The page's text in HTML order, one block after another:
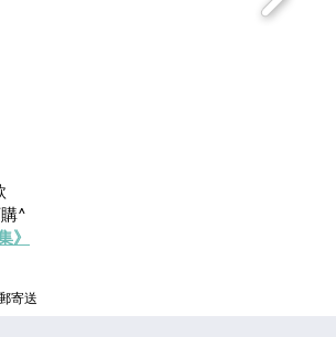
^
》
寄送